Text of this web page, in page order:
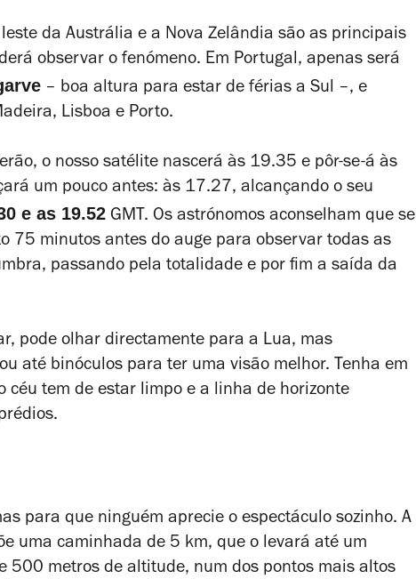
da Austrália e a Nova Zelândia são as principais
observar o fenómeno. Em Portugal, apenas será
– boa altura para estar de férias a Sul –, e
Lisboa e Porto.
o nosso satélite nascerá às 19.35 e pôr-se-á às
um pouco antes: às 17.27, alcançando o seu
e as 19.52 GMT. Os astrónomos aconselham que se
75 minutos antes do auge para observar todas as
passando pela totalidade e por fim a saída da
pode olhar directamente para a Lua, mas
até binóculos para ter uma visão melhor. Tenha em
céu tem de estar limpo e a linha de horizonte
para que ninguém aprecie o espectáculo sozinho. A
uma caminhada de 5 km, que o levará até um
500 metros de altitude, num dos pontos mais altos